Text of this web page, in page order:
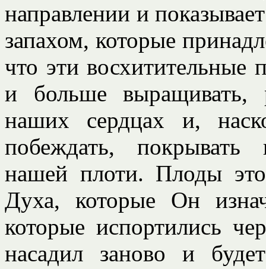
направлении и
запахом, которые
что эти восхитительные
и больше выращивать,
наших сердцах и,
побеждать, покрывать
нашей плоти. Плоды
Духа, которые Он
которые испортились
насадил заново и